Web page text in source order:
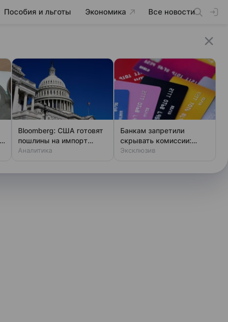
Пособия и льготы Экономика Все новости
Bloomberg: США готовят
пошлины на импорт
поликремния
Аналитика
Банкам запретили
скрывать комиссии:
закон вступает в силу
Эксклюзив